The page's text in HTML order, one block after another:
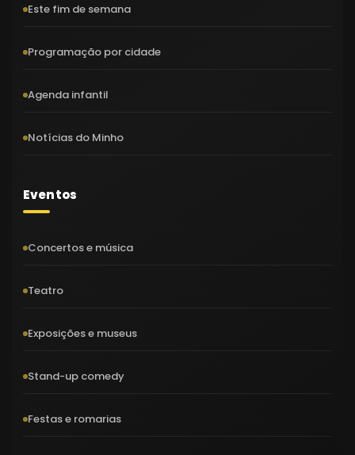
Este fim de semana
Programação por cidade
Agenda infantil
Notícias do Minho
Eventos
Concertos e música
Teatro
Exposições e museus
Stand-up comedy
Festas e romarias